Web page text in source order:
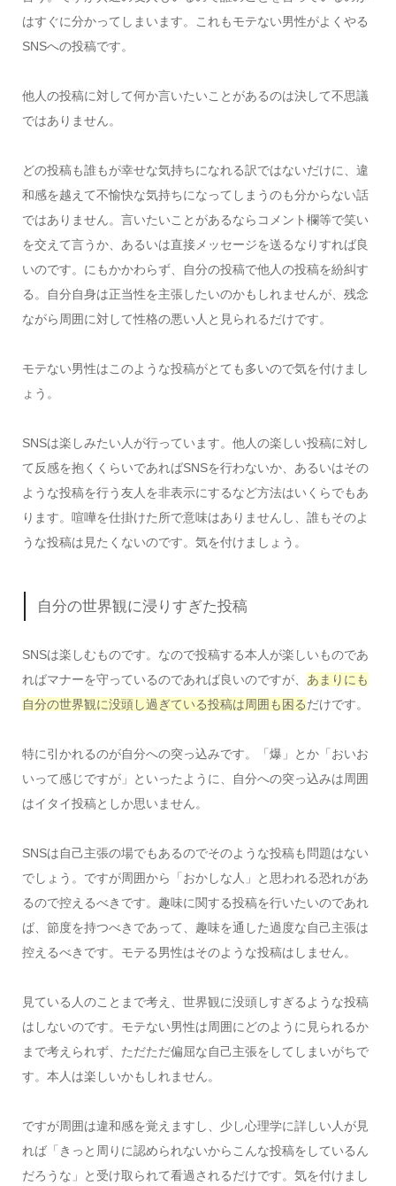
はすぐに分かってしまいます。これもモテない男性がよくやる
SNSへの投稿です。
他人の投稿に対して何か言いたいことがあるのは決して不思議
ではありません。
どの投稿も誰もが幸せな気持ちになれる訳ではないだけに、違
和感を越えて不愉快な気持ちになってしまうのも分からない話
ではありません。言いたいことがあるならコメント欄等で笑い
を交えて言うか、あるいは直接メッセージを送るなりすれば良
いのです。にもかかわらず、自分の投稿で他人の投稿を紛糾す
る。自分自身は正当性を主張したいのかもしれませんが、残念
ながら周囲に対して性格の悪い人と見られるだけです。
モテない男性はこのような投稿がとても多いので気を付けまし
ょう。
SNSは楽しみたい人が行っています。他人の楽しい投稿に対し
て反感を抱くくらいであればSNSを行わないか、あるいはその
ような投稿を行う友人を非表示にするなど方法はいくらでもあ
ります。喧嘩を仕掛けた所で意味はありませんし、誰もそのよ
うな投稿は見たくないのです。気を付けましょう。
自分の世界観に浸りすぎた投稿
SNSは楽しむものです。なので投稿する本人が楽しいものであ
ればマナーを守っているのであれば良いのですが、 あまりにも
自分の世界観に没頭し過ぎている投稿は周囲も困るだけです。
特に引かれるのが自分への突っ込みです。「爆」とか「おいお
いって感じですが」といったように、自分への突っ込みは周囲
はイタイ投稿としか思いません。
SNSは自己主張の場でもあるのでそのような投稿も問題はない
でしょう。ですが周囲から「おかしな人」と思われる恐れがあ
るので控えるべきです。趣味に関する投稿を行いたいのであれ
ば、節度を持つべきであって、趣味を通した過度な自己主張は
控えるべきです。モテる男性はそのような投稿はしません。
見ている人のことまで考え、世界観に没頭しすぎるような投稿
はしないのです。モテない男性は周囲にどのように見られるか
まで考えられず、ただただ偏屈な自己主張をしてしまいがちで
す。本人は楽しいかもしれません。
ですが周囲は違和感を覚えますし、少し心理学に詳しい人が見
れば「きっと周りに認められないからこんな投稿をしているん
だろうな」と受け取られて看過されるだけです。気を付けまし